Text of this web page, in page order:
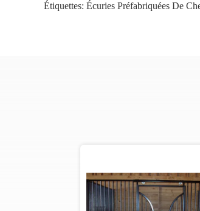
Étiquettes: Écuries Préfabriquées De